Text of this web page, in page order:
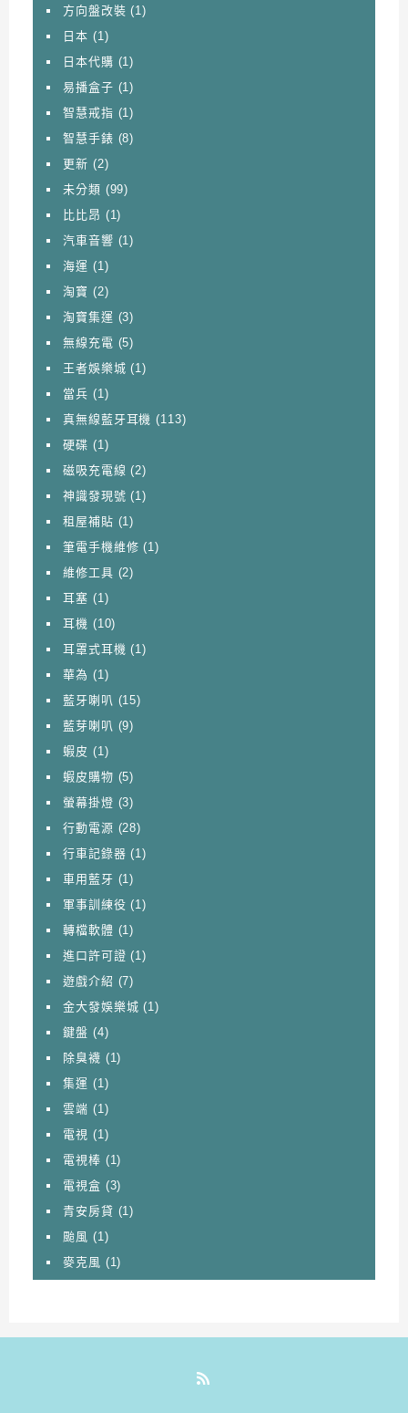
方向盤改裝 (1)
日本 (1)
日本代購 (1)
易播盒子 (1)
智慧戒指 (1)
智慧手錶 (8)
更新 (2)
未分類 (99)
比比昂 (1)
汽車音響 (1)
海運 (1)
淘寶 (2)
淘寶集運 (3)
無線充電 (5)
王者娛樂城 (1)
當兵 (1)
真無線藍牙耳機 (113)
硬碟 (1)
磁吸充電線 (2)
神識發現號 (1)
租屋補貼 (1)
筆電手機維修 (1)
維修工具 (2)
耳塞 (1)
耳機 (10)
耳罩式耳機 (1)
華為 (1)
藍牙喇叭 (15)
藍芽喇叭 (9)
蝦皮 (1)
蝦皮購物 (5)
螢幕掛燈 (3)
行動電源 (28)
行車記錄器 (1)
車用藍牙 (1)
軍事訓練役 (1)
轉檔軟體 (1)
進口許可證 (1)
遊戲介紹 (7)
金大發娛樂城 (1)
鍵盤 (4)
除臭襪 (1)
集運 (1)
雲端 (1)
電視 (1)
電視棒 (1)
電視盒 (3)
青安房貸 (1)
颱風 (1)
麥克風 (1)